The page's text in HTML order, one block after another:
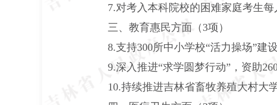
7.对考入本科院校的困难家庭考生每
三、教育惠民方面（ 3项）
8.支持300所中小学校“活力操场”建设
9.深入推进“求学圆梦行动”，资助
10.持续推进吉林省畜牧养殖大村大